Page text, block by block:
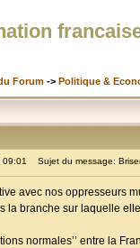
Forum -> Politique &
09:01 Sujet du message:
avec nos oppresseurs
la branche sur laquelle
normales’’ entre la